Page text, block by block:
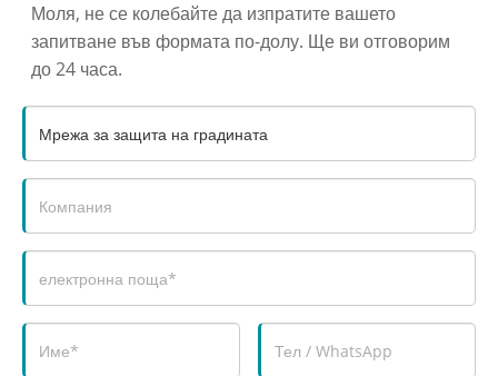
Моля, не се колебайте да изпратите вашето
запитване във формата по-долу. Ще ви отговорим
до 24 часа.